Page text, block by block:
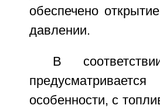
обеспечено
давлении.
В
особенности, с